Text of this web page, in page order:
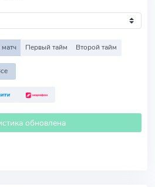
матч Первый тайм Второй тайм
обновлена